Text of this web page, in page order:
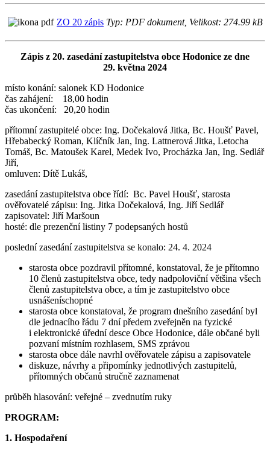
ZO 20 zápis Typ: PDF dokument, Velikost: 274.99 kB
Zápis z 20. zasedání zastupitelstva obce Hodonice ze dne
29. května 2024
místo konání: salonek KD Hodonice
čas zahájení: 18,00 hodin
čas ukončení: 20,20 hodin
přítomní zastupitelé obce: Ing. Dočekalová Jitka, Bc. Houšť Pavel,
Hřebabecký Roman, Klíčník Jan, Ing. Lattnerová Jitka, Letocha
Tomáš, Bc. Matoušek Karel, Medek Ivo, Procházka Jan, Ing. Sedlář
Jiří,
omluven: Dítě Lukáš,
zasedání zastupitelstva obce řídí: Bc. Pavel Houšť, starosta
ověřovatelé zápisu: Ing. Jitka Dočekalová, Ing. Jiří Sedlář
zapisovatel: Jiří Maršoun
hosté: dle prezenční listiny 7 podepsaných hostů
poslední zasedání zastupitelstva se konalo: 24. 4. 2024
starosta obce pozdravil přítomné, konstatoval, že je přítomno
10 členů zastupitelstva obce, tedy nadpoloviční většina všech
členů zastupitelstva obce, a tím je zastupitelstvo obce
usnášeníschopné
starosta obce konstatoval, že program dnešního zasedání byl
dle jednacího řádu 7 dní předem zveřejněn na fyzické
i elektronické úřední desce Obce Hodonice, dále občané byli
pozvaní místním rozhlasem, SMS zprávou
starosta obce dále navrhl ověřovatele zápisu a zapisovatele
diskuze, návrhy a připomínky jednotlivých zastupitelů,
přítomných občanů stručně zaznamenat
průběh hlasování: veřejné – zvednutím ruky
PROGRAM:
1. Hospodaření